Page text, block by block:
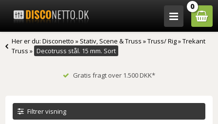
0
Her er du:Disconetto » Stativ, Scene & Truss »Truss/ Rig»Trekant
Truss » Decotruss stål. 15 mm. Sort
Gratis fragt over 1.500 DKK*
Filtrer visning